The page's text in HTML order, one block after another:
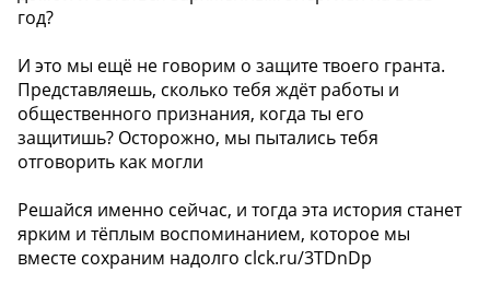
год?
И это мы ещё не говорим о защите твоего гранта.
Представляешь, сколько тебя ждёт работы и
общественного признания, когда ты его
защитишь? Осторожно, мы пытались тебя
отговорить как могли
Решайся именно сейчас, и тогда эта история станет
ярким и тёплым воспоминанием, которое мы
вместе сохраним надолго clck.ru/3TDnDp